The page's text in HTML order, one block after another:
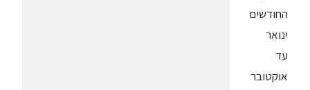
החודשים
ינואר
עד
אוקטובר